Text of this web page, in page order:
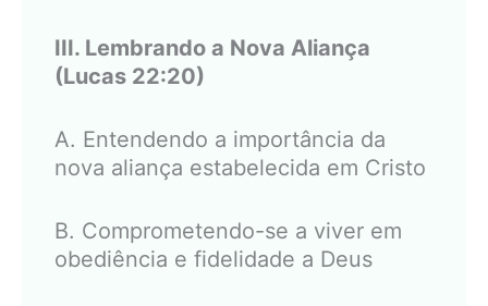
III. Lembrando a Nova Aliança
(Lucas 22:20)
A. Entendendo a importância da
nova aliança estabelecida em Cristo
B. Comprometendo-se a viver em
obediência e fidelidade a Deus